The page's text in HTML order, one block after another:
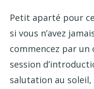
Petit aparté pour
si vous n’avez
commencez par un
session
salutation au